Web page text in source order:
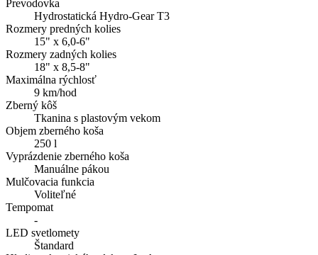
Prevodovka
Hydrostatická Hydro-Gear T3
Rozmery predných kolies
15" x 6,0-6"
Rozmery zadných kolies
18" x 8,5-8"
Maximálna rýchlosť
9 km/hod
Zberný kôš
Tkanina s plastovým vekom
Objem zberného koša
250 l
Vyprázdenie zberného koša
Manuálne pákou
Mulčovacia funkcia
Voliteľné
Tempomat
-
LED svetlomety
Štandard